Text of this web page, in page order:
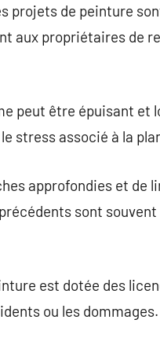
projets de peinture
aux propriétaires de
peut être épuisant et
stress associé à la
approfondies et de
sont
est dotée des
ou les dommages.